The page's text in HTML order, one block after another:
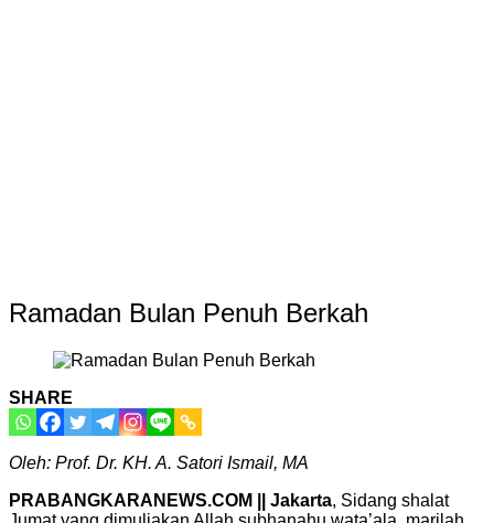
Ramadan Bulan Penuh Berkah
SHARE
Oleh: Prof. Dr. KH. A. Satori Ismail, MA
PRABANGKARANEWS.COM || Jakarta, Sidang shalat